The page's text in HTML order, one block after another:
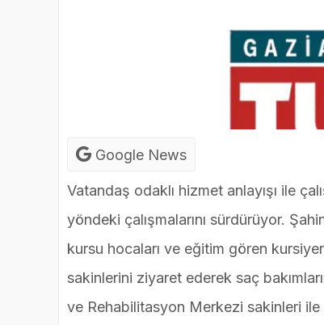
Google News
Vatandaş odaklı hizmet anlayışı ile
yöndeki çalışmalarını sürdürüyor.
kursu hocaları ve eğitim gören
sakinlerini ziyaret ederek saç
ve Rehabilitasyon Merkezi sakinleri